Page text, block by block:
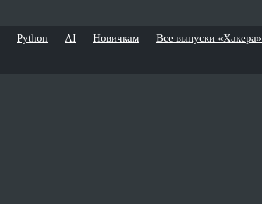
Python AI Новичкам Все выпуски «Хакера»